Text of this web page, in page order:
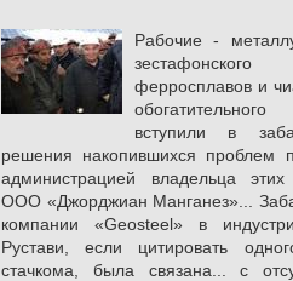
Рабочие -
ферросплавов и
вступили в
решения накопившихся проблем
администрацией владельца
ООО «Джорджиан Манганез»...
компании «Geosteel» в
Рустави, если цитировать
стачкома, была связана... с